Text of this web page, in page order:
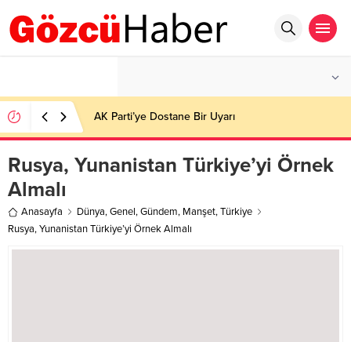
AK Parti’ye Dostane Bir Uyarı
Rusya, Yunanistan Türkiye’yi Örnek
Almalı
Anasayfa Dünya,Genel,Gündem, Manşet,Türkiye
Rusya, Yunanistan Türkiye’yi Örnek Almalı